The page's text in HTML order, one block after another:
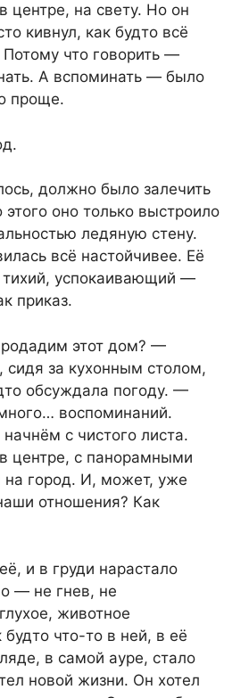
на свету. Но он
кивнул, как будто всё
что говорить —
А вспоминать — было
проще.
должно было залечить
оно только выстроило
ледяную стену.
всё настойчивее. Её
успокаивающий —
приказ.
этот дом? —
сидя за кухонным столом,
обсуждала погоду. —
воспоминаний.
с чистого листа.
центре, с панорамными
на город. И, может, уже
отношения? Как
и в груди нарастало
— не гнев, не
животное
что-то в ней, в её
в самой ауре, стало
новой жизни. Он хотел